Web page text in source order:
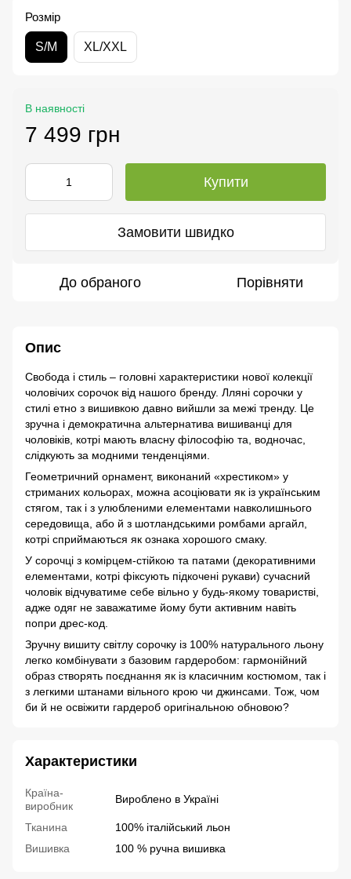
Розмір
S/M XL/XXL
В наявності
7 499 грн
Купити
Замовити швидко
До обраного Порівняти
Опис
Свобода і стиль – головні характеристики нової колекції
чоловічих сорочок від нашого бренду. Лляні сорочки у
стилі етно з вишивкою давно вийшли за межі тренду. Це
зручна і демократична альтернатива вишиванці для
чоловіків, котрі мають власну філософію та, водночас,
слідкують за модними тенденціями.
Геометричний орнамент, виконаний «хрестиком» у
стриманих кольорах, можна асоціювати як із українським
стягом, так і з улюбленими елементами навколишнього
середовища, або й з шотландськими ромбами аргайл,
котрі сприймаються як ознака хорошого смаку.
У сорочці з комірцем-стійкою та патами (декоративними
елементами, котрі фіксують підкочені рукави) сучасний
чоловік відчуватиме себе вільно у будь-якому товаристві,
адже одяг не заважатиме йому бути активним навіть
попри дрес-код.
Зручну вишиту світлу сорочку із 100% натурального льону
легко комбінувати з базовим гардеробом: гармонійний
образ створять поєднання як із класичним костюмом, так і
з легкими штанами вільного крою чи джинсами. Тож, чом
би й не освіжити гардероб оригінальною обновою?
Характеристики
Країна-
виробник
Вироблено в Україні
Тканина
100% італійський льон
Вишивка
100 % ручна вишивка